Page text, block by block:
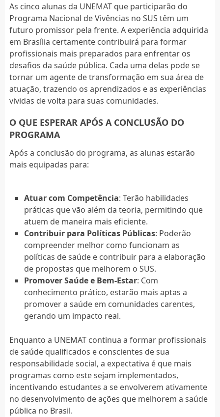
As cinco alunas da UNEMAT que participarão do
Programa Nacional de Vivências no SUS têm um
futuro promissor pela frente. A experiência adquirida
em Brasília certamente contribuirá para formar
profissionais mais preparados para enfrentar os
desafios da saúde pública. Cada uma delas pode se
tornar um agente de transformação em sua área de
atuação, trazendo os aprendizados e as experiências
vividas de volta para suas comunidades.
O QUE ESPERAR APÓS A CONCLUSÃO DO
PROGRAMA
Após a conclusão do programa, as alunas estarão
mais equipadas para:
Atuar com Competência: Terão habilidades
práticas que vão além da teoria, permitindo que
atuem de maneira mais eficiente.
Contribuir para Políticas Públicas: Poderão
compreender melhor como funcionam as
políticas de saúde e contribuir para a elaboração
de propostas que melhorem o SUS.
Promover Saúde e Bem-Estar: Com
conhecimento prático, estarão mais aptas a
promover a saúde em comunidades carentes,
gerando um impacto real.
Enquanto a UNEMAT continua a formar profissionais
de saúde qualificados e conscientes de sua
responsabilidade social, a expectativa é que mais
programas como este sejam implementados,
incentivando estudantes a se envolverem ativamente
no desenvolvimento de ações que melhorem a saúde
pública no Brasil.